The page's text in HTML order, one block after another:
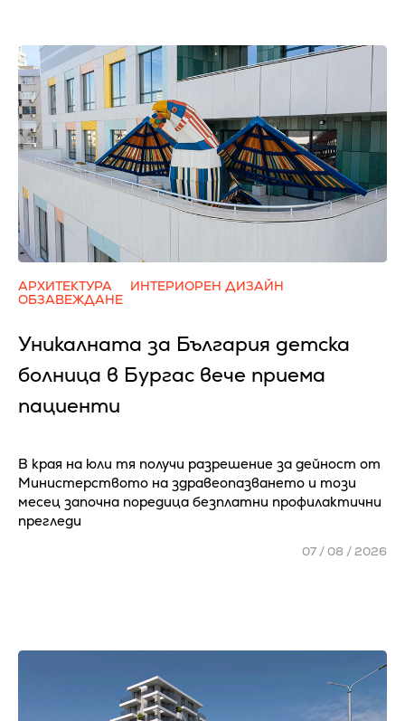
АРХИТЕКТУРА
ИНТЕРИОРЕН ДИЗАЙН
ОБЗАВЕЖДАНЕ
Уникалната за България детска
болница в Бургас вече приема
пациенти
В края на юли тя получи разрешение за дейност от
Министерството на здравеопазването и този
месец започна поредица безплатни профилактични
прегледи
07 / 08 / 2026